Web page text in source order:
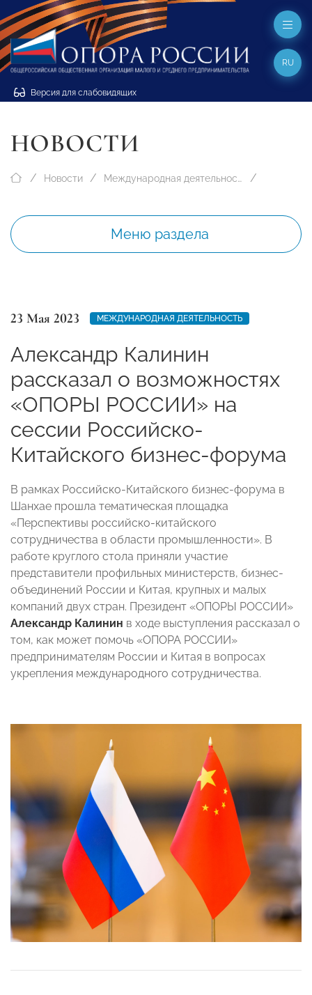
Версия для слабовидящих
RU
НОВОСТИ
Новости Международная деятельность
Меню раздела
23 Мая 2023 МЕЖДУНАРОДНАЯ ДЕЯТЕЛЬНОСТЬ
Александр Калинин
рассказал о возможностях
«ОПОРЫ РОССИИ» на
сессии Российско-
Китайского бизнес-форума
В рамках Российско-Китайского бизнес-форума в
Шанхае прошла тематическая площадка
«Перспективы российско-китайского
сотрудничества в области промышленности». В
работе круглого стола приняли участие
представители профильных министерств, бизнес-
объединений России и Китая, крупных и малых
компаний двух стран. Президент «ОПОРЫ РОССИИ»
Александр Калинин в ходе выступления рассказал о
том, как может помочь «ОПОРА РОССИИ»
предпринимателям России и Китая в вопросах
укрепления международного сотрудничества.